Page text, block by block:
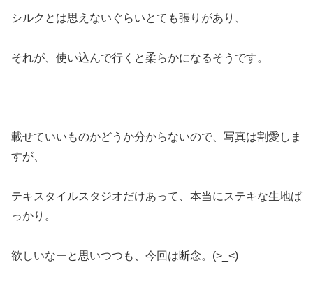
シルクとは思えないぐらいとても張りがあり、
それが、使い込んで行くと柔らかになるそうです。
載せていいものかどうか分からないので、写真は割愛しま
すが、
テキスタイルスタジオだけあって、本当にステキな生地ば
っかり。
欲しいなーと思いつつも、今回は断念。(>_<)